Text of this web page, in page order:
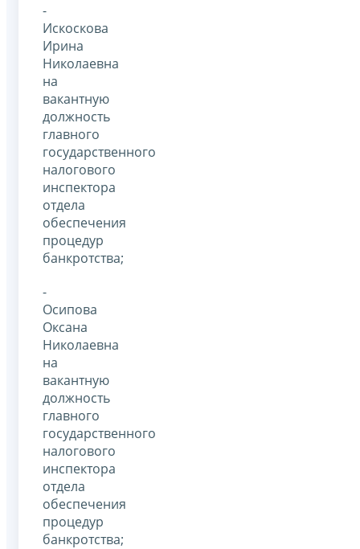
-
Искоскова
Ирина
Николаевна
на
вакантную
должность
главного
государственного
налогового
инспектора
отдела
обеспечения
процедур
банкротства;
-
Осипова
Оксана
Николаевна
на
вакантную
должность
главного
государственного
налогового
инспектора
отдела
обеспечения
процедур
банкротства;